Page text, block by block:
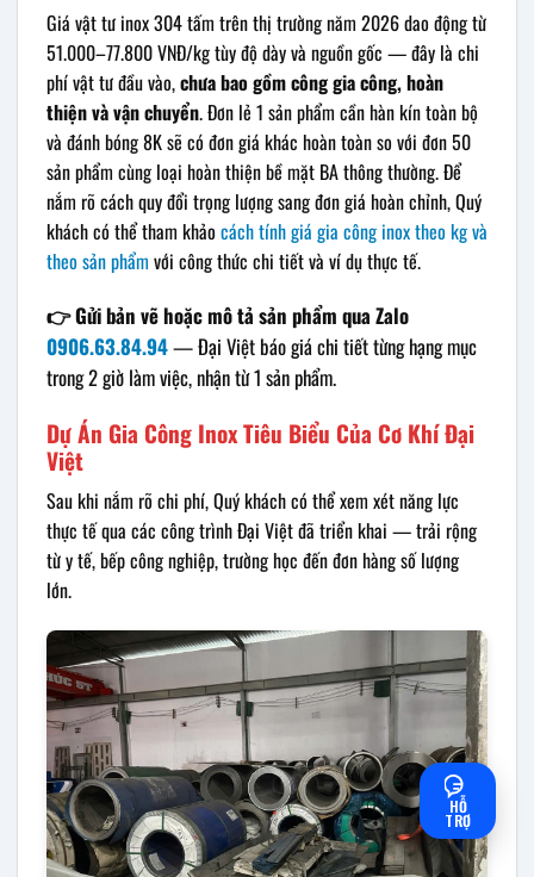
Giá vật tư inox 304 tấm trên thị trường năm 2026 dao động từ
51.000–77.800 VNĐ/kg tùy độ dày và nguồn gốc — đây là chi
phí vật tư đầu vào,chưa bao gồm công gia công, hoàn
thiện và vận chuyển. Đơn lẻ 1 sản phẩm cần hàn kín toàn bộ
và đánh bóng 8K sẽ có đơn giá khác hoàn toàn so với đơn 50
sản phẩm cùng loại hoàn thiện bề mặt BA thông thường. Để
nắm rõ cách quy đổi trọng lượng sang đơn giá hoàn chỉnh, Quý
khách có thể tham khảo cách tính giá gia công inox theo kg và
theo sản phẩm với công thức chi tiết và ví dụ thực tế.
👉 Gửi bản vẽ hoặc mô tả sản phẩm qua Zalo
0906.63.84.94— Đại Việt báo giá chi tiết từng hạng mục
trong 2 giờ làm việc, nhận từ 1 sản phẩm.
Dự Án Gia Công Inox Tiêu Biểu Của Cơ Khí Đại
Việt
Sau khi nắm rõ chi phí, Quý khách có thể xem xét năng lực
thực tế qua các công trình Đại Việt đã triển khai — trải rộng
từ y tế, bếp công nghiệp, trường học đến đơn hàng số lượng
lớn.
HỖ
TRỢ